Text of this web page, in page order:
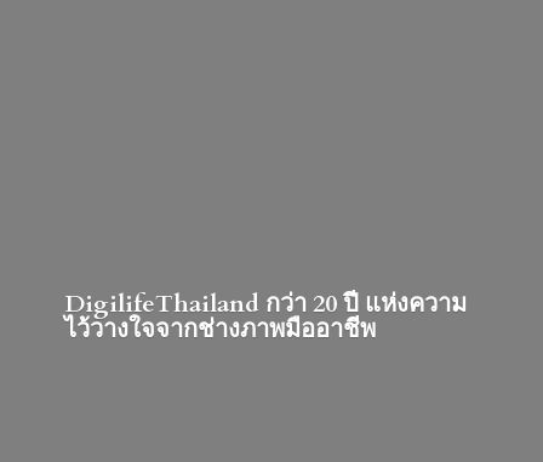
DigilifeThailand กว่า 20 ปี แห่งความ
ไว้วางใจจากช่างภาพมืออาชีพ